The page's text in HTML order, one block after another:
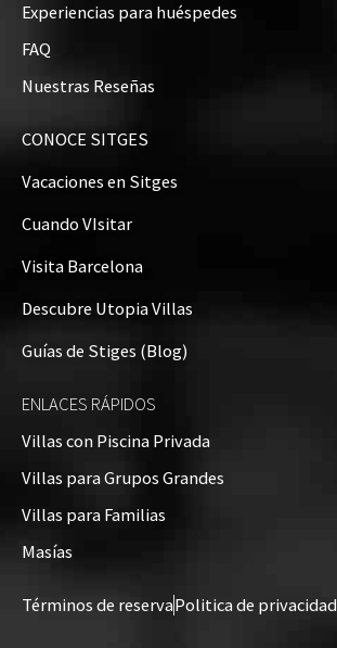
Hasta 6 huéspedes
+
−
Experiencias para huéspedes
FAQ
Nuestras Reseñas
CONOCE SITGES
Vacaciones en Sitges
Cuando VIsitar
Visita Barcelona
Descubre Utopia Villas
Guías de Stiges (Blog)
ENLACES RÁPIDOS
Villas con Piscina Privada
Villas para Grupos Grandes
Villas para Familias
Masías
Términos de reservaPolitica de privacidad